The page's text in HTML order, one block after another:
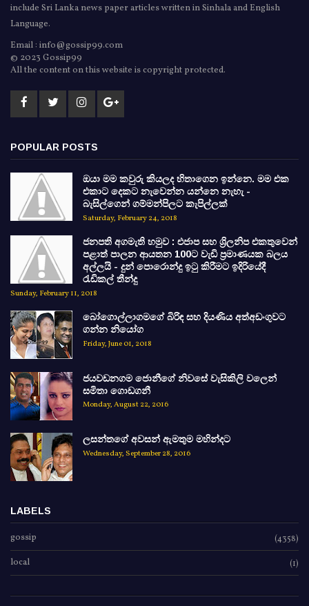
include Sri Lanka news paper articles written in Sinhala and English
Language.
Email : info@gossip99.com
© 2023 Gossip99
All the content on this website is copyright protected.
POPULAR POSTS
ඔයා මම කවුරු කියලද හිතාගෙන ඉන්නෙ. මම එක
එකාට දෙකට නැවෙන්න යන්නෙ නැහැ -
බැසිල්ගෙන් ගම්මන්පිලට කැපිල්ලක්
Saturday, February 24, 2018
ජනපති අගමැති හමුව : එජාප සහ ශ්‍රිලනිප එකතුවෙන්
පළාත් පාලන ආයතන 100ට වැඩි ප්‍රමාණයක බලය
අල්ලයි - දුන් පොරොන්දු ඉටු කිරීමට ඉදිරියේදී
රැඩිකල් තීන්දු
Sunday, February 11, 2018
බෝගොල්ලාගමගේ බිරිඳ සහ දියණිය අත්අඩංගුවට
ගන්න නියෝග
Friday, June 01, 2018
ජයවඩනගම ජොනීගේ නිවසේ වැසිකිලි වලෙන්
සමිතා ගොඩගනී
Monday, August 22, 2016
ලසන්තගේ අවසන් ඇමතුම මහින්දට
Wednesday, September 28, 2016
LABELS
gossip (4358)
local (1)